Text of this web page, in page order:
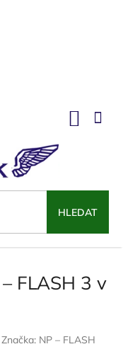
HLEDAT
FLASH 3 v
Značka: NP – FLASH